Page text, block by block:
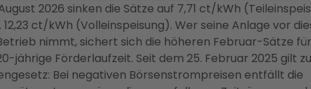
2026 sinken die Sätze auf 7,71 ct/kWh
ct/kWh (Volleinspeisung). Wer seine Anlage vor
nimmt, sichert sich die höheren Februar-Sätze
jährige Förderlaufzeit. Seit dem 25. Februar 2025 gilt
Bei negativen Börsenstrompreisen entfällt die